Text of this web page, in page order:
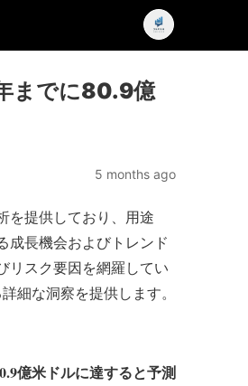
までに80.9億
5 months ago
を提供しており、用途
成長機会およびトレンド
リスク要因を網羅してい
細な洞察を提供します。
億米ドルに達すると予測